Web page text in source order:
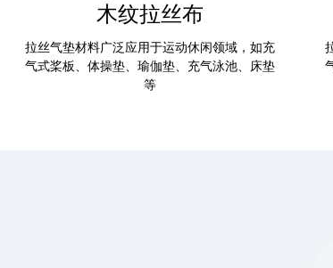
木纹拉丝布
拉丝气垫材料广泛应用于运动休闲领域，如充
气式桨板、体操垫、瑜伽垫、充气泳池、床垫
等